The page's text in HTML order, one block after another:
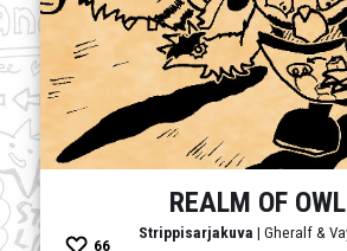
REALM OF
Strippisarjakuva | Gheralf &
66